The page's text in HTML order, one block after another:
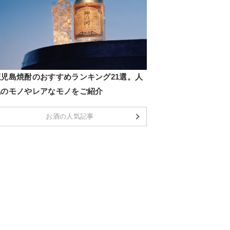
島焼酎のおすすめランキング21選。人
モノやレアなモノをご紹介
お酒の人気記事